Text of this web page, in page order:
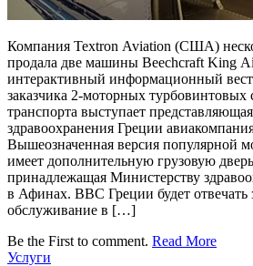
Компания Textron Aviation (США)
продала две машины Beechcraft King
интерактивный информационный
заказчика 2-моторных турбовинтовых
транспорта выступает
здравоохранения Греции
Вышеозначенная версия популярной
имеет дополнительную грузовую
принадлежащая Министерству
в Афинах. ВВС Греции будет отвечать
обслуживание в […]
Be the First to comment. Read More
Услуги